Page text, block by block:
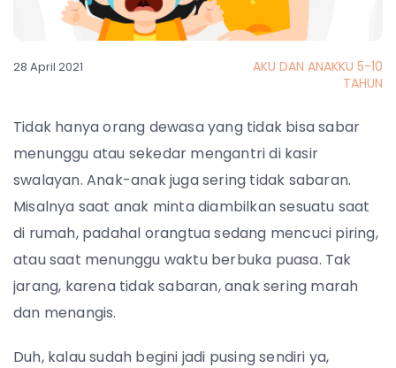
28 April 2021
AKU DAN ANAKKU 5-10
TAHUN
Tidak hanya orang dewasa yang tidak bisa sabar
menunggu atau sekedar mengantri di kasir
swalayan. Anak-anak juga sering tidak sabaran.
Misalnya saat anak minta diambilkan sesuatu saat
di rumah, padahal orangtua sedang mencuci piring,
atau saat menunggu waktu berbuka puasa. Tak
jarang, karena tidak sabaran, anak sering marah
dan menangis.
Duh, kalau sudah begini jadi pusing sendiri ya,